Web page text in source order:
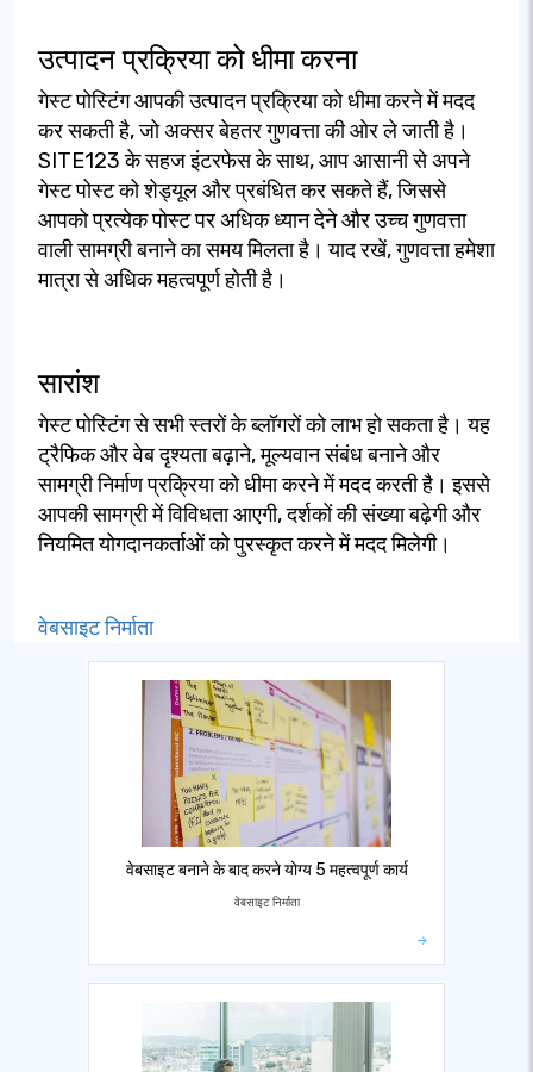
उत्पादन प्रक्रिया को धीमा करना
गेस्ट पोस्टिंग आपकी उत्पादन प्रक्रिया को धीमा करने में मदद
कर सकती है, जो अक्सर बेहतर गुणवत्ता की ओर ले जाती है।
SITE123 के सहज इंटरफेस के साथ, आप आसानी से अपने
गेस्ट पोस्ट को शेड्यूल और प्रबंधित कर सकते हैं, जिससे
आपको प्रत्येक पोस्ट पर अधिक ध्यान देने और उच्च गुणवत्ता
वाली सामग्री बनाने का समय मिलता है। याद रखें, गुणवत्ता हमेशा
मात्रा से अधिक महत्वपूर्ण होती है।
सारांश
गेस्ट पोस्टिंग से सभी स्तरों के ब्लॉगरों को लाभ हो सकता है। यह
ट्रैफिक और वेब दृश्यता बढ़ाने, मूल्यवान संबंध बनाने और
सामग्री निर्माण प्रक्रिया को धीमा करने में मदद करती है। इससे
आपकी सामग्री में विविधता आएगी, दर्शकों की संख्या बढ़ेगी और
नियमित योगदानकर्ताओं को पुरस्कृत करने में मदद मिलेगी।
वेबसाइट निर्माता
वेबसाइट बनाने के बाद करने योग्य 5 महत्वपूर्ण कार्य
वेबसाइट निर्माता